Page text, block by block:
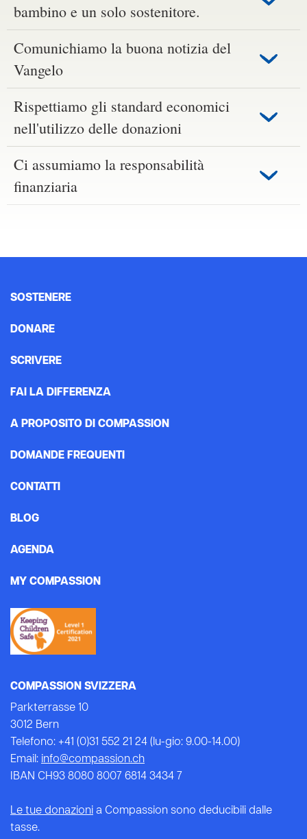
bambino e un solo sostenitore.
Comunichiamo la buona notizia del
Vangelo
Rispettiamo gli standard economici
nell'utilizzo delle donazioni
Ci assumiamo la responsabilità
finanziaria
SOSTENERE
DONARE
SCRIVERE
FAI LA DIFFERENZA
A PROPOSITO DI COMPASSION
DOMANDE FREQUENTI
CONTATTI
BLOG
AGENDA
MY COMPASSION
COMPASSION SVIZZERA
Parkterrasse 10
3012 Bern
Telefono: +41 (0)31 552 21 24 (lu-gio: 9.00-14.00)
Email: info@compassion.ch
IBAN CH93 8080 8007 6814 3434 7
Le tue donazioni a Compassion sono deducibili dalle
tasse.